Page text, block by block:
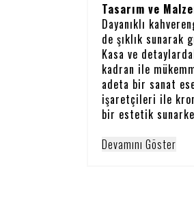
Tasarım ve
Dayanıklı
de şıklık sunarak
Kasa ve
kadran ile
adeta bir sanat
işaretçileri ile
bir estetik
Devamını Göster